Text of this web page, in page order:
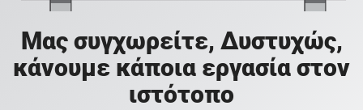
Μας συγχωρείτε, Δυστυχώς,
κάνουμε κάποια εργασία στον
ιστότοπο